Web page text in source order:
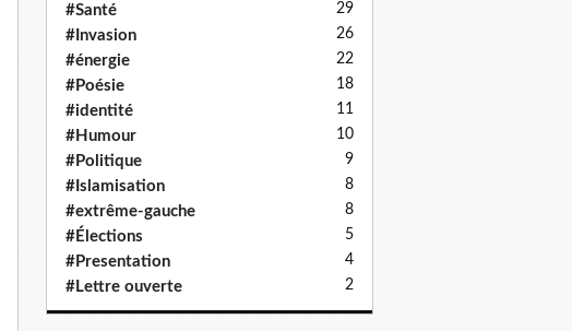
#Santé 29
#Invasion 26
#énergie 22
#Poésie 18
#identité 11
#Humour 10
#Politique 9
#Islamisation 8
#extrême-gauche 8
#Élections 5
#Presentation 4
#Lettre ouverte 2